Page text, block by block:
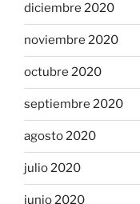
diciembre 2020
noviembre 2020
octubre 2020
septiembre 2020
agosto 2020
julio 2020
junio 2020